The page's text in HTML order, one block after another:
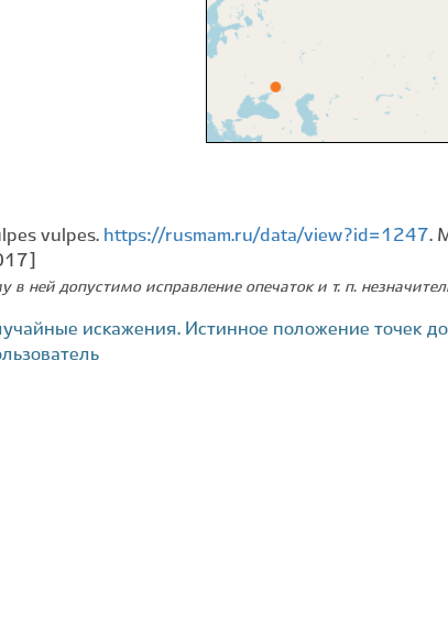
vulpes. https://rusmam.ru/data/view?id=1247.
в ней допустимо исправление опечаток и т. п.
искажения. Истинное положение точек